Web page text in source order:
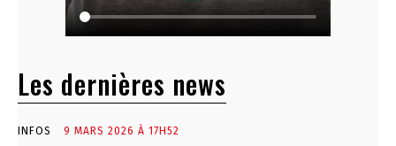
Les dernières news
INFOS 9 MARS 2026 À 17H52